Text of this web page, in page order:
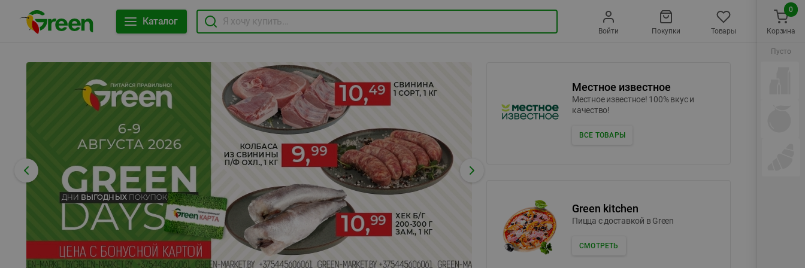
Каталог
Войти Покупки Товары
Местное известное
Местное известное! 100% вкус и
качество!
ВСЕ ТОВАРЫ
Green kitchen
Пицца c доставкой в Green
СМОТРЕТЬ
Корзина
0
Пусто